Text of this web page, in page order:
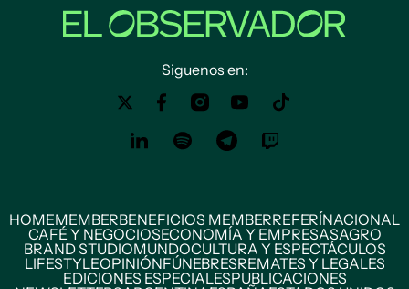
Siguenos en:
HOMEMEMBERBENEFICIOS MEMBERREFERÍNACIONAL
CAFÉ Y NEGOCIOSECONOMÍA Y EMPRESASAGRO
BRAND STUDIOMUNDOCULTURA Y ESPECTÁCULOS
LIFESTYLEOPINIÓNFÚNEBRESREMATES Y LEGALES
EDICIONES ESPECIALESPUBLICACIONES